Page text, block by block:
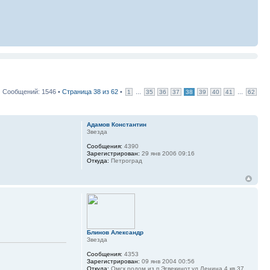
Сообщений: 1546 • Страница 38 из 62 • 1 35 36 37 38 39 40 41 62
Адамов Константин
Звезда
Сообщения: 4390
Зарегистрирован: 29 янв 2006 09:16
Откуда: Петроград
Блинов Александр
Звезда
Сообщения: 4353
Зарегистрирован: 09 янв 2004 00:56
Откуда: Омск,родом из п.Эгвекинот,ул.Ленина 4,кв 37